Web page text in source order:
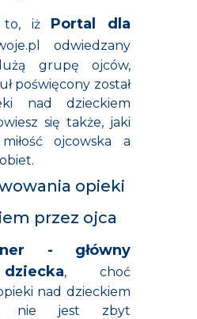
to, iż Portal dla
odwiedzany
grupę ojców,
poświęcony został
nad dzieckiem
się także, jaki
ojcowska a
opieki
przez ojca
- główny
, choć
nad dzieckiem
nie jest zbyt